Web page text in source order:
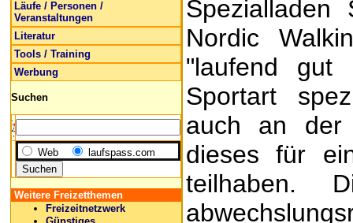
Läufe / Personen /
Veranstaltungen
Literatur
Tools / Training
Werbung
Suchen
Web laufspass.com
Weitere Freizetthemen
Freizeitnetzwerk
Spezialladen
Nordic
"laufend
Sportart
auch an der
dieses für
teilhaben.